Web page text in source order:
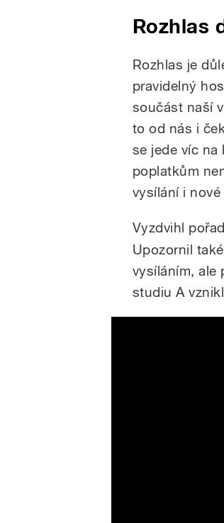
Rozhlas
Rozhlas je
pravidelný
součást naší
to od nás i
se jede víc na
poplatkům
vysílání i nové
Vyzdvihl
Upozornil
vysíláním, ale
studiu A